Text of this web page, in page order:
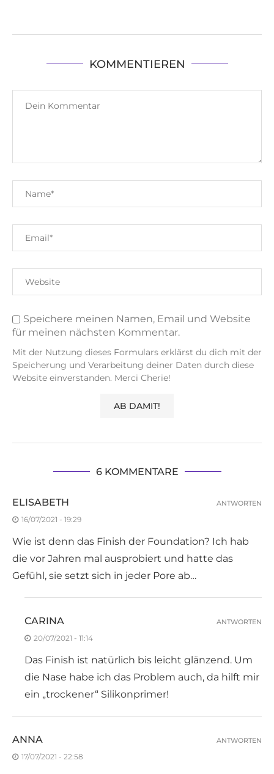
KOMMENTIEREN
Speichere meinen Namen, Email und Website
für meinen nächsten Kommentar.
Mit der Nutzung dieses Formulars erklärst du dich mit der
Speicherung und Verarbeitung deiner Daten durch diese
Website einverstanden. Merci Cherie!
6 KOMMENTARE
ELISABETH
16/07/2021 - 19:29
Wie ist denn das Finish der Foundation? Ich hab
die vor Jahren mal ausprobiert und hatte das
Gefühl, sie setzt sich in jeder Pore ab…
ANTWORTEN
CARINA
20/07/2021 - 11:14
Das Finish ist natürlich bis leicht glänzend. Um
die Nase habe ich das Problem auch, da hilft mir
ein „trockener“ Silikonprimer!
ANTWORTEN
ANNA
17/07/2021 - 22:58
ANTWORTEN